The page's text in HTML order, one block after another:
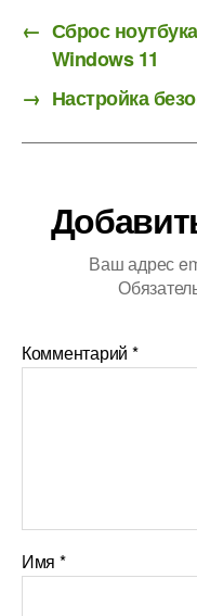
← Сброс
Windows 11
→ Настройка
Ваш адрес
Комментарий *
Имя *